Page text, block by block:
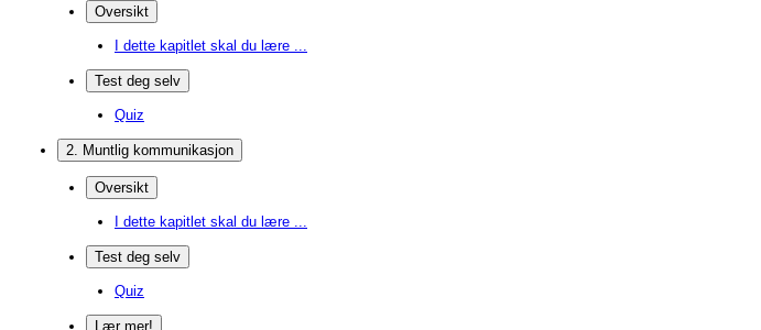
Oversikt
I dette kapitlet skal du lære ...
Test deg selv
Quiz
2. Muntlig kommunikasjon
Oversikt
I dette kapitlet skal du lære ...
Test deg selv
Quiz
Lær mer!